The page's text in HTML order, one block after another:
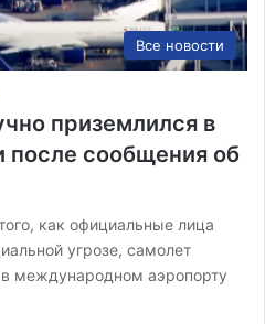
Все новости
приземлился в
после сообщения об
как официальные лица
угрозе, самолет
международном аэропорту